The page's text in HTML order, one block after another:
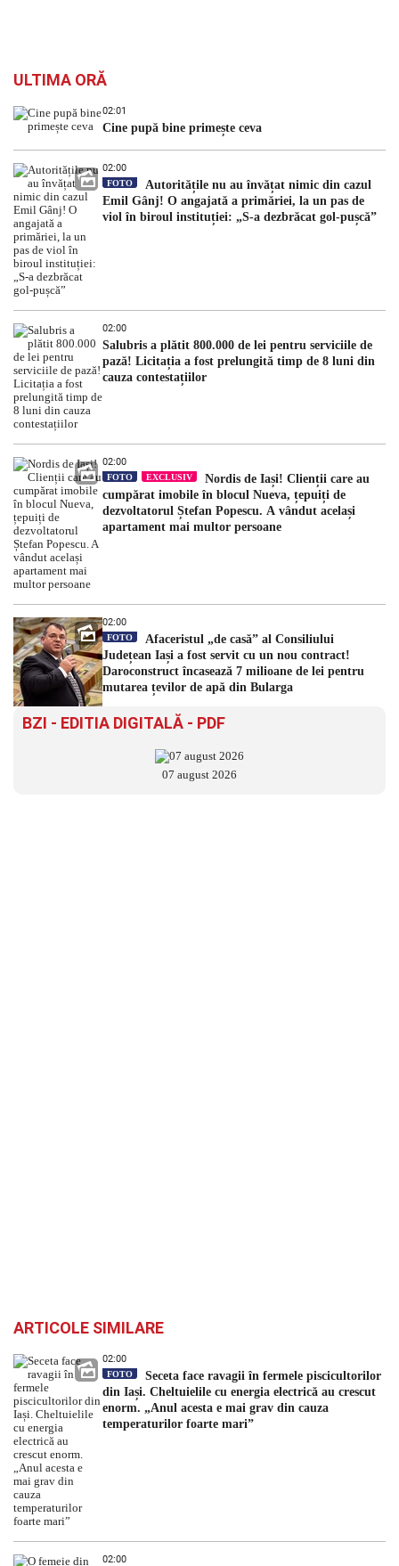
ULTIMA ORĂ
02:01
Cine pupă bine primește ceva
02:00
FOTO
Autoritățile nu au învățat nimic din cazul
Emil Gânj! O angajată a primăriei, la un pas de
viol în biroul instituției: „S-a dezbrăcat gol-pușcă”
02:00
Salubris a plătit 800.000 de lei pentru serviciile de
pază! Licitația a fost prelungită timp de 8 luni din
cauza contestațiilor
02:00
FOTO EXCLUSIV
Nordis de Iași! Clienții care au
cumpărat imobile în blocul Nueva, țepuiți de
dezvoltatorul Ștefan Popescu. A vândut același
apartament mai multor persoane
02:00
FOTO
Afaceristul „de casă” al Consiliului
Județean Iași a fost servit cu un nou contract!
Daroconstruct încasează 7 milioane de lei pentru
mutarea țevilor de apă din Bularga
BZI - EDITIA DIGITALĂ - PDF
07 august 2026
ARTICOLE SIMILARE
02:00
FOTO
Seceta face ravagii în fermele piscicultorilor
din Iași. Cheltuielile cu energia electrică au crescut
enorm. „Anul acesta e mai grav din cauza
temperaturilor foarte mari”
02:00